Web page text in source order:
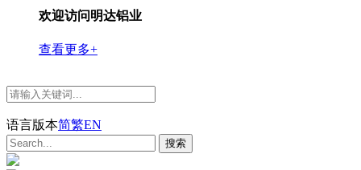
欢迎访问明达铝业
查看更多+
语言版本简繁EN